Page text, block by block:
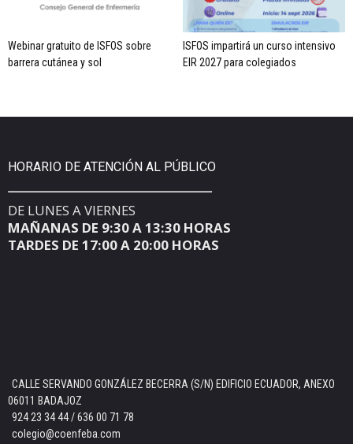
Webinar gratuito de ISFOS sobre
barrera cutánea y sol
ISFOS impartirá un curso intensivo
EIR 2027 para colegiados
HORARIO DE ATENCIÓN AL PÚBLICO
DE LUNES A VIERNES
MAÑANAS DE 9:30 A 13:30 HORAS
TARDES DE 17:00 A 20:00 HORAS
CALLE SERVANDO GONZÁLEZ BECERRA (S/N) EDIFICIO ECUADOR, ANEXO
06011 BADAJOZ
924 23 34 44 / 636 00 71 78
colegio@coenfeba.com